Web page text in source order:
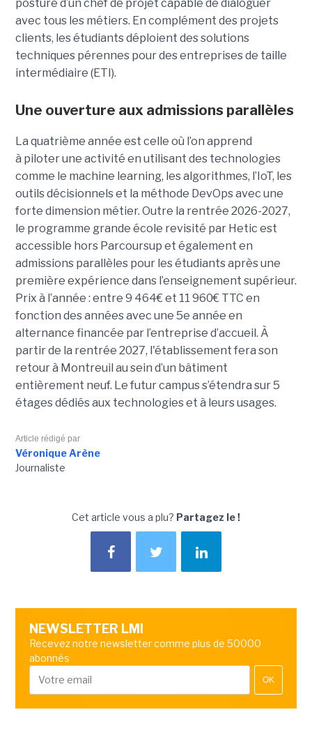
posture d’un chef de projet capable de dialoguer
avec tous les métiers. En complément des projets
clients, les étudiants déploient des solutions
techniques pérennes pour des entreprises de taille
intermédiaire (ETI).
Une ouverture aux admissions parallèles
La quatrième année est celle où l’on apprend
à piloter une activité en utilisant des technologies
comme le machine learning, les algorithmes, l’IoT, les
outils décisionnels et la méthode DevOps avec une
forte dimension métier. Outre la rentrée 2026-2027,
le programme grande école revisité par Hetic est
accessible hors Parcoursup et également en
admissions parallèles pour les étudiants après une
première expérience dans l’enseignement supérieur.
Prix à l’année : entre 9 464€ et 11 960€ TTC en
fonction des années avec une 5e année en
alternance financée par l’entreprise d’accueil. À
partir de la rentrée 2027, l'établissement fera son
retour à Montreuil au sein d’un bâtiment
entièrement neuf. Le futur campus s’étendra sur 5
étages dédiés aux technologies et à leurs usages.
Article rédigé par
Véronique Arène
Journaliste
Cet article vous a plu? Partagez le !
NEWSLETTER LMI
Recevez notre newsletter comme plus de 50000
abonnés
OK